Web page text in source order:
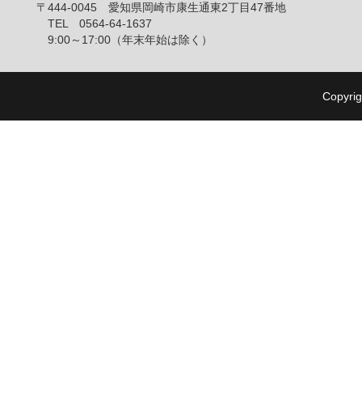
〒444-0045 愛知県岡崎市康生通東2丁目47番地
TEL 0564-64-1637
9:00～17:00（年末年始は除く）